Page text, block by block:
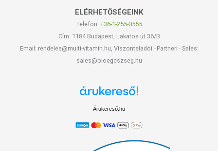
ELÉRHETŐSÉGEINK
Telefon: +36-1-255-0555
Cím: 1184 Budapest, Lakatos út 36/B
Email: rendeles@multi-vitamin.hu, Viszonteladói - Partneri - Sales:
sales@bioegeszseg.hu
Árukereső.hu